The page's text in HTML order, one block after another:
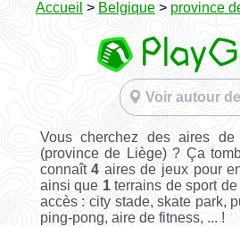
Accueil > Belgique > province
Voir autour
Vous cherchez des aires
(province de Liège) ? Ça
connaît4 aires de jeux pour
ainsi que 1terrains de sport
accès : city stade, skate park,
ping-pong, aire de fitness, ... !